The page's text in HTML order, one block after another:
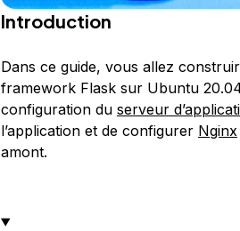
Introduction
Dans ce guide, vous allez
framework Flask sur Ubuntu
configuration du serveur
l’application et de configurer Nginx
amont.